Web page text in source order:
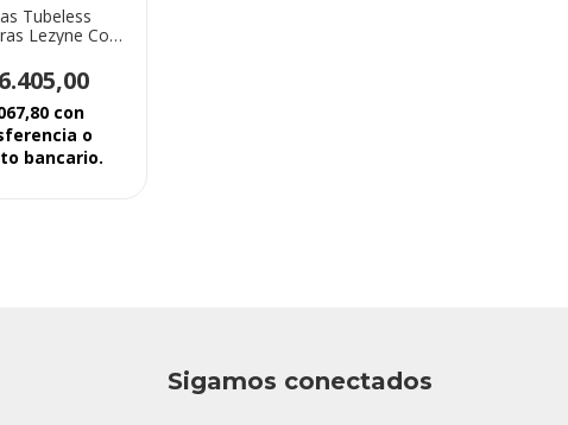
Tubeless
Lezyne Con
con
o
bancario.
Sigamos conectados